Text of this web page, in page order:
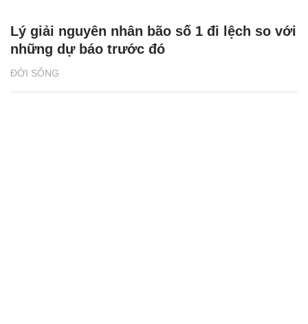
ĐỜI SỐNG
Lý giải nguyên nhân bão số 1 đi lệch so với
những dự báo trước đó